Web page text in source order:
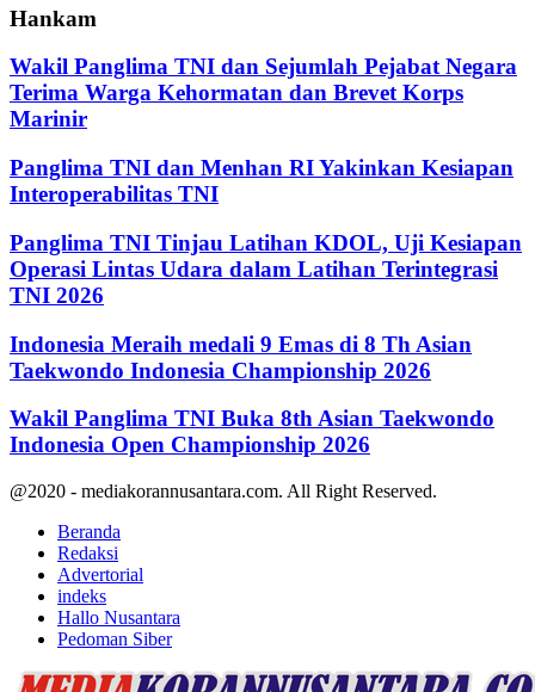
Hankam
Wakil Panglima TNI dan Sejumlah Pejabat Negara
Terima Warga Kehormatan dan Brevet Korps
Marinir
Panglima TNI dan Menhan RI Yakinkan Kesiapan
Interoperabilitas TNI
Panglima TNI Tinjau Latihan KDOL, Uji Kesiapan
Operasi Lintas Udara dalam Latihan Terintegrasi
TNI 2026
Indonesia Meraih medali 9 Emas di 8 Th Asian
Taekwondo Indonesia Championship 2026
Wakil Panglima TNI Buka 8th Asian Taekwondo
Indonesia Open Championship 2026
@2020 - mediakorannusantara.com. All Right Reserved.
Beranda
Redaksi
Advertorial
indeks
Hallo Nusantara
Pedoman Siber